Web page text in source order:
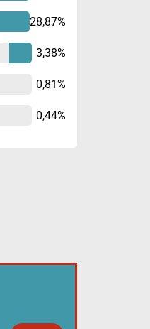
28,87%
3,38%
0,81%
0,44%